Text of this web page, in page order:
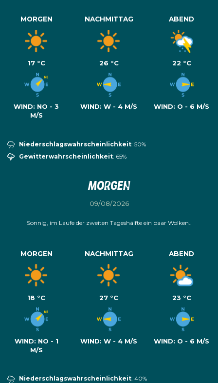
MORGEN
17 °C
WIND: NO - 3
M/S
NACHMITTAG
26 °C
WIND: W - 4 M/S
ABEND
22 °C
WIND: O - 6 M/S
Niederschlagswahrscheinlichkeit: 50%
Gewitterwahrscheinlichkeit: 65%
Morgen
09/08/2026
Sonnig, im Laufe der zweiten Tageshälfte ein paar Wolken..
MORGEN
18 °C
WIND: NO - 1
M/S
NACHMITTAG
27 °C
WIND: W - 4 M/S
ABEND
23 °C
WIND: O - 6 M/S
Niederschlagswahrscheinlichkeit: 40%